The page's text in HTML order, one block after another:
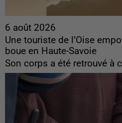
6 août 2026
Une touriste de l’Oise
boue en Haute-Savoie
Son corps a été retrouvé à